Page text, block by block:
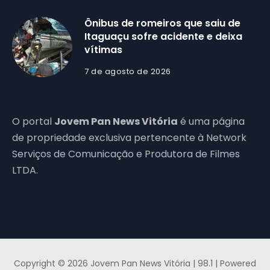
Ônibus de romeiros que saiu de
Itaguaçu sofre acidente e deixa
vítimas
7 de agosto de 2026
O portal Jovem Pan News Vitória é uma página
de propriedade exclusiva pertencente à Network
Serviços de Comunicação e Produtora de Filmes
LTDA.
Copyright © 2026 Jovem Pan News Vitória | 98.1 | Powered